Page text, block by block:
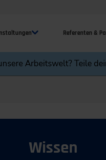
Referenten &
Arbeitswelt? Teile
Wissen